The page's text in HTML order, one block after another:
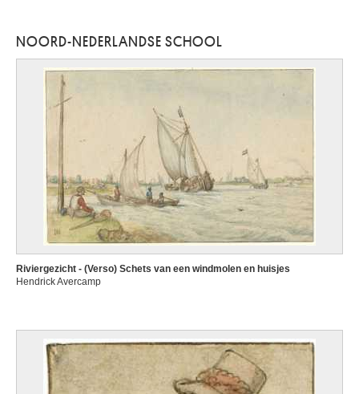
NOORD-NEDERLANDSE SCHOOL
Riviergezicht - (Verso) Schets van een windmolen en huisjes
Hendrick Avercamp